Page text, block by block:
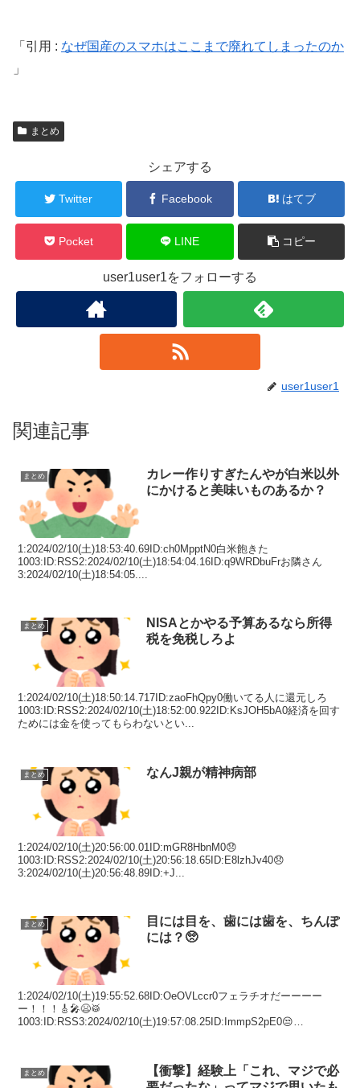
引用 : なぜ国産のスマホはここまで廃れてしまったのか
まとめ
シェアする
Twitter Facebook はてブ
Pocket LINE コピー
user1user1をフォローする
user1user1
関連記事
まとめ
カレー作りすぎたんやが白米以外
にかけると美味いものあるか？
1:2024/02/10(土)18:53:40.69ID:ch0MpptN0白米飽きた
1003:ID:RSS2:2024/02/10(土)18:54:04.16ID:q9WRDbuFrお隣さん
3:2024/02/10(土)18:54:05....
まとめ
NISAとかやる予算あるなら所得
税を免税しろよ
1:2024/02/10(土)18:50:14.717ID:zaoFhQpy0働いてる人に還元しろ
1003:ID:RSS2:2024/02/10(土)18:52:00.922ID:KsJOH5bA0経済を回す
ためには金を使ってもらわないとい...
まとめ なんJ親が精神病部
1:2024/02/10(土)20:56:00.01ID:mGR8HbnM0😞
1003:ID:RSS2:2024/02/10(土)20:56:18.65ID:E8lzhJv40😞
3:2024/02/10(土)20:56:48.89ID:+J...
まとめ
目には目を、歯には歯を、ちんぽ
には？🥺
1:2024/02/10(土)19:55:52.68ID:OeOVLccr0フェラチオだーーーー
ー！！！🎸🎤😫🥁
1003:ID:RSS3:2024/02/10(土)19:57:08.25ID:ImmpS2pE0😒
まとめ
【衝撃】経験上「これ、マジで必